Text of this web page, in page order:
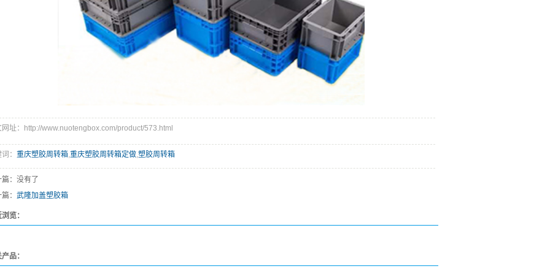
网址：http://www.nuotengbox.com/product/573.html
： 重庆塑胶周转箱,重庆塑胶周转箱定做,塑胶周转箱
篇：没有了
篇： 武隆加盖塑胶箱
览：
品：